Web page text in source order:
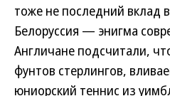
тоже не последний вклад
Белоруссия — энигма
Англичане подсчитали,
фунтов стерлингов,
юниорский теннис из